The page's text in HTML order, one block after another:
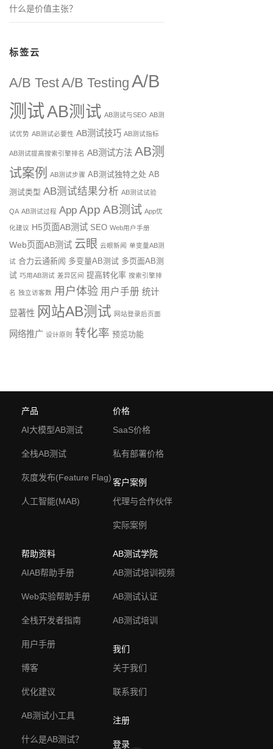
什么是价值主张？
标签云
A/B TestA/B Testing A/B
测试AB测试 AB测试与SEO AB测
试优势 AB测试必要性 AB测试技巧 AB测试指标
AB测试提高搜索引擎排名 AB测试方法 AB测
试案例
AB测试步骤 AB测试独特之处 AB
测试类型 AB测试结果分析 AB测试试验
QA AB测试过程 App App AB测试 App优
化建议 H5页面AB测试 SEO Web用户手册
Web页面AB测试 云眼 云眼新闻 单变量AB测
试 合力云通新闻 多变量AB测试 多页面AB测
试 巧用AB测试 差异区间 提高转化率 搜索引擎排
名 独立访客数 用户体验 用户手册 统计
显著性 网站AB测试 网站登录后页面
网络推广 设计原则 转化率 预览功能
产品
AI大模型AB测试
全栈AB测试
灰度发布(Feature Flag)
人工智能(MAB)
价格
SaaS价格
私有部署价格
客户案例
代理与合作伙伴
实际案例
帮助资料
AIAB帮助手册
Web实验帮助手册
全栈开发者指南
用户手册
博客
优化建议
AB测试小工具
什么是AB测试？
AB测试学院
AB测试培训视频
AB测试认证
AB测试培训
我们
关于我们
联系我们
注册
登录